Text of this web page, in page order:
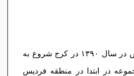
مجموعه ماد سرویس در سال ١٣٩٠ در کرج شروع به
در ابتدا در منطقه فردیس